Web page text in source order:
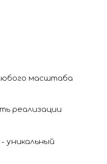
масштаба
уникальный
реализации